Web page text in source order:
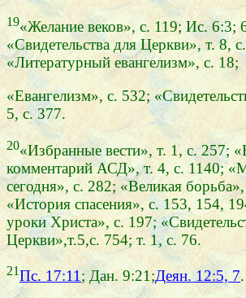
19«Желание веков», с. 119; Ис. 6:3;
«Свидетельства для Церкви», т. 8,
«Литературный евангелизм», с. 18;
«Евангелизм», с. 532;
5, с. 377.
20«Избранные вести», т. 1, с. 257;
комментарий АСД», т. 4, с. 1140;
сегодня», с. 282; «Великая
«История спасения», с. 153, 154,
уроки Христа», с. 197;
Церкви»,т.5,с. 754; т. 1, с. 76.
21Пс. 17:11; Дан. 9:21;Деян. 12:5, 7.